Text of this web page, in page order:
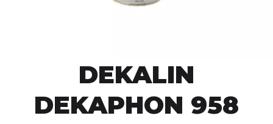
DEKALIN
DEKAPHON 958